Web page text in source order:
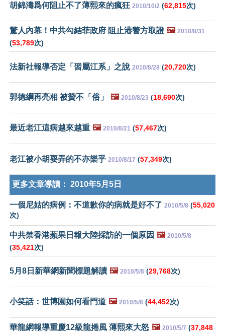
胡錦濤爲何阻止不了薄熙來的瘋狂 2010/10/2 (62,815次)
驚人內幕！中共勾結菲政府 阻止港警方取證 🖼️ 2010/8/31
(53,789次)
法新社報導否定「習屬江系」之說 2010/8/28 (20,720次)
郭德綱再亮相 被贊不「俗」 🖼️ 2010/8/23 (18,690次)
最近老江這病越來越重 🖼️ 2010/8/21 (57,467次)
老江被小胡耍弄的不亦樂乎 2010/8/17 (57,349次)
更多文章導讀： 2010年5月5日
一個尼姑的病例：不道歉你的病就是好不了 2010/5/8 (55,020
次)
中共禁香港蘋果日報大陸採訪的一個原因 🖼️ 2010/5/8
(35,421次)
5月8日新華網新聞標題解讀 🖼️ 2010/5/8 (29,768次)
小笑話：世博園如何看門道 🖼️ 2010/5/8 (44,452次)
華龍網報導重慶12級龍捲風 薄熙來大怒 🖼️ 2010/5/7 (37,848